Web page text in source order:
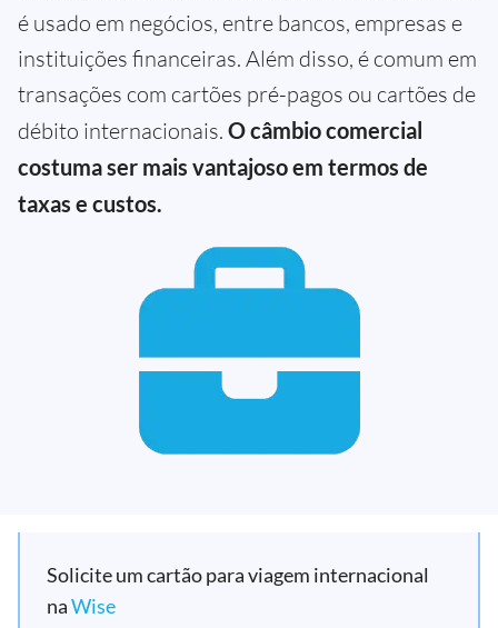
é usado em negócios, entre bancos, empresas e
instituições financeiras. Além disso, é comum em
transações com cartões pré-pagos ou cartões de
débito internacionais. O câmbio comercial
costuma ser mais vantajoso em termos de
taxas e custos.
Solicite um cartão para viagem internacional
naWise